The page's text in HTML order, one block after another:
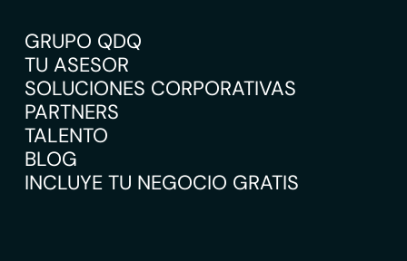
GRUPO QDQ
TU ASESOR
SOLUCIONES CORPORATIVAS
PARTNERS
TALENTO
BLOG
INCLUYE TU NEGOCIO GRATIS